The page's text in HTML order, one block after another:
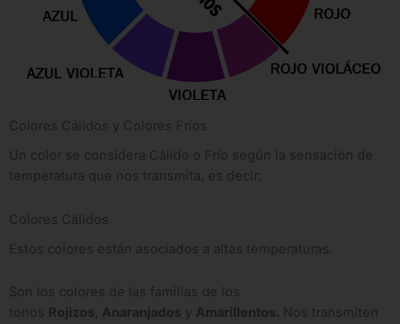
Colores Cálidos y Colores Fríos
Un color se considera Cálido o Frío según la sensación de
temperatura que nos transmita, es decir:
Colores Cálidos
Estos colores están asociados a altas temperaturas.
Son los colores de las familias de los
tonos Rojizos Anaranjados y Amarillentos. Nos transmiten